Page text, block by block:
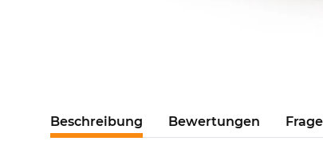
Beschreibung Bewertungen